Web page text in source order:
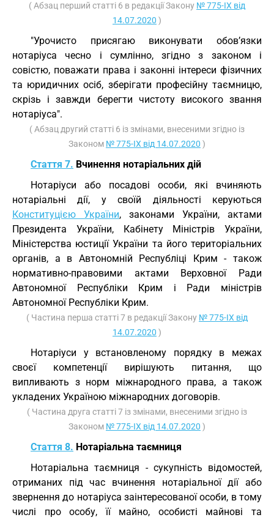
( Абзац перший статті 6 в редакції Закону № 775-IX від
14.07.2020 )
"Урочисто присягаю виконувати обов’язки
нотаріуса чесно і сумлінно, згідно з законом і
совістю, поважати права і законні інтереси фізичних
та юридичних осіб, зберігати професійну таємницю,
скрізь і завжди берегти чистоту високого звання
нотаріуса".
( Абзац другий статті 6 із змінами, внесеними згідно із
Законом № 775-IX від 14.07.2020 )
Стаття 7. Вчинення нотаріальних дій
Нотаріуси або посадові особи, які вчиняють
нотаріальні дії, у своїй діяльності керуються
Конституцією України, законами України, актами
Президента України, Кабінету Міністрів України,
Міністерства юстиції України та його територіальних
органів, а в Автономній Республіці Крим - також
нормативно-правовими актами Верховної Ради
Автономної Республіки Крим і Ради міністрів
Автономної Республіки Крим.
( Частина перша статті 7 в редакції Закону № 775-IX від
14.07.2020 )
Нотаріуси у встановленому порядку в межах
своєї компетенції вирішують питання, що
випливають з норм міжнародного права, а також
укладених Україною міжнародних договорів.
( Частина друга статті 7 із змінами, внесеними згідно із
Законом № 775-IX від 14.07.2020 )
Стаття 8. Нотаріальна таємниця
Нотаріальна таємниця - сукупність відомостей,
отриманих під час вчинення нотаріальної дії або
звернення до нотаріуса заінтересованої особи, в тому
числі про особу, її майно, особисті майнові та